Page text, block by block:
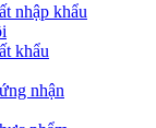
nhập khẩu
khẩu
nhận